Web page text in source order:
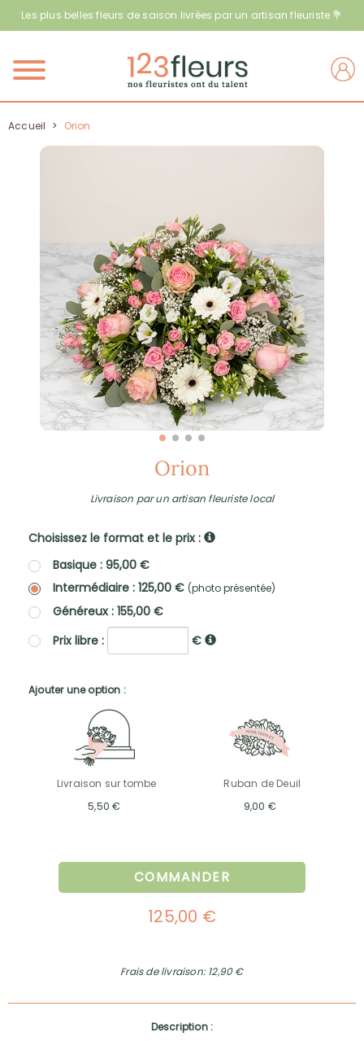
Les plus belles fleurs de saison livrées par un artisan fleuriste 💐
Menu
Accueil > Orion
Orion
Livraison par un artisan fleuriste local
Choisissez le format et le prix :
Basique : 95,00 €
Intermédiaire : 125,00 € (photo présentée)
Généreux : 155,00 €
Prix libre :
€
Ajouter une option :
Livraison sur tombe
5,50 €
Ruban de Deuil
9,00 €
COMMANDER
125,00 €
Frais de livraison: 12,90 €
Description :